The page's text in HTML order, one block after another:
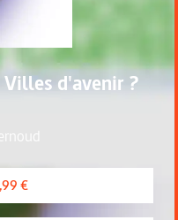
Villes d'avenir ?
€